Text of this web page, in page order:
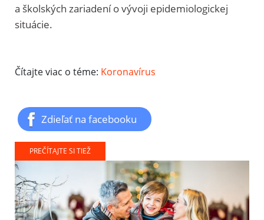
a školských zariadení o vývoji epidemiologickej
situácie.
Čítajte viac o téme: Koronavírus
Zdieľať na facebooku
PREČÍTAJTE SI TIEŽ